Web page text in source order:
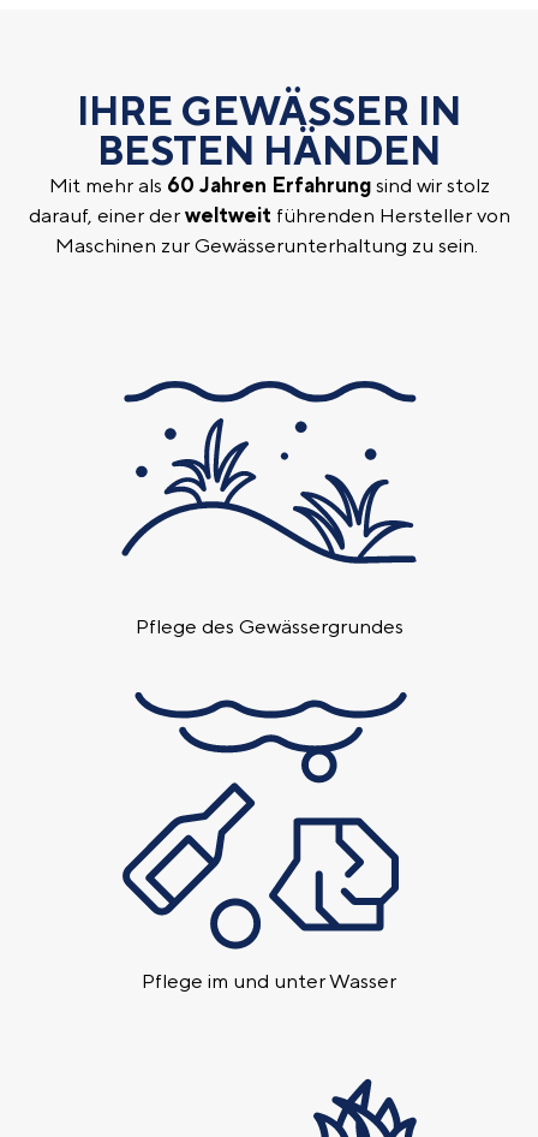
IHRE GEWÄSSER IN
BESTEN HÄNDEN
Mit mehr als 60 Jahren Erfahrungsind wir stolz
darauf, einer der weltweit führenden Hersteller von
Maschinen zur Gewässerunterhaltung zu sein.
Pflege des Gewässer­grundes
Pflege im und unter Wasser